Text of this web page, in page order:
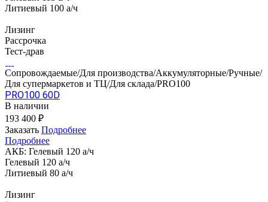
Литиевый 100 а/ч
Лизинг
Рассрочка
Тест-драв
Сопровождаемые/Для производства/Аккумуляторные/Ручные/
Для супермаркетов и ТЦ/Для склада/PRO100
PRO100 60D
В наличии
193 400 ₽
Заказать Подробнее
Подробнее
АКБ: Гелевый 120 а/ч
Гелевый 120 а/ч
Литиевый 80 а/ч
Лизинг